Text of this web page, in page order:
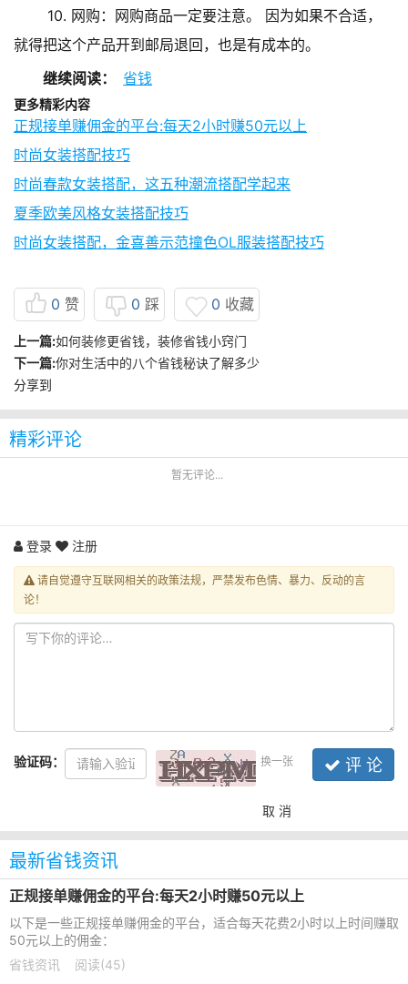
10. 网购：网购商品一定要注意。 因为如果不合适，
就得把这个产品开到邮局退回，也是有成本的。
继续阅读：
省钱
更多精彩内容
正规接单赚佣金的平台:每天2小时赚50元以上
时尚女装搭配技巧
时尚春款女装搭配，这五种潮流搭配学起来
夏季欧美风格女装搭配技巧
时尚女装搭配，金喜善示范撞色OL服装搭配技巧
0 赞 0 踩 0 收藏
上一篇:如何装修更省钱，装修省钱小窍门
下一篇:你对生活中的八个省钱秘诀了解多少
分享到
精彩评论
暂无评论...
登录 注册
请自觉遵守互联网相关的政策法规，严禁发布色情、暴力、反动的言
论！
验证码： 换一张 评 论
取 消
最新省钱资讯
正规接单赚佣金的平台:每天2小时赚50元以上
以下是一些正规接单赚佣金的平台，适合每天花费2小时以上时间赚取
50元以上的佣金：
省钱资讯
阅读(45)